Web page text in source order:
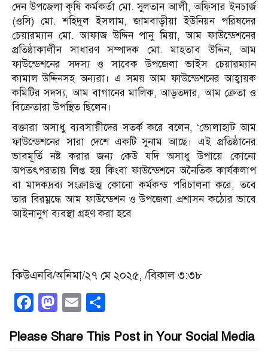
দেন উপজেলা কৃষি কর্মকর্তা মো. সুলতান আলী, অফিসার ইনচার্জ
(ওসি) মো. শহিদুল ইসলাম, জামবাড়ীয়া ইউনিয়ন পরিষদের
চেয়ারম্যান মো. আফাজ উদ্দিন পানু মিয়া, আম ফাউন্ডেশনের
প্রতিষ্ঠাকালীন সাধারণ সম্পাদক মো. মাহতাব উদ্দিন, আম
ফাউন্ডেশনের সদস্য ও সাবেক উপজেলা ভাইস চেয়ারম্যান
কামাল উদ্দিনসহ অন্যরা। এ সময় আম ফাউন্ডেশনের আহ্বায়ক
কমিটির সদস্য, আম বাগানের মালিক, আড়তদার, আম ক্রেতা ও
বিক্রেতারা উপস্থিত ছিলেন।
বক্তারা অসাধু ব্যবসায়ীদের সতর্ক করে বলেন, ‘ভোলাহাট আম
ফাউন্ডেশনের সারা দেশে একটি সুনাম আছে। এই প্রতিষ্ঠানের
ভাবমূর্তি নষ্ট করার জন্য কেউ যদি অসাধু উপায়ে কোনো
অপতৎপরতায় লিপ্ত হয় কিংবা ফাউন্ডেশনে অনৈতিক কার্যকলাপ
বা মাদকদ্রব্য সংক্রাšত্ম কোনো কর্মকন্ড পরিচালনা করে, তবে
তার বিরম্নদ্ধে আম ফাউন্ডেশন ও উপজেলা প্রশাসন কঠোর ভাবে
আইনানুগ ব্যবস্থা গ্রহণ করা হবে
কিউএনবি/অনিমা/২৭ মে ২০২৫, /বিকাল ৩:৩৮
Facebook
Mastodon
Email
Please Share This Post in Your Social Media